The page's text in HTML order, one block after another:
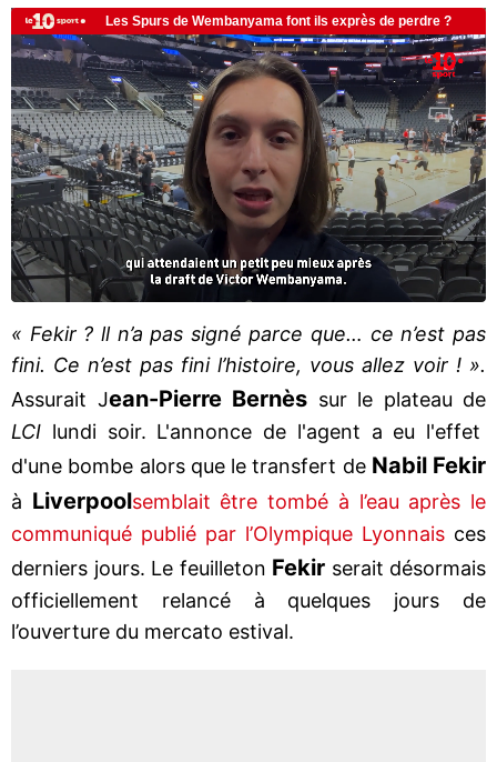
« Fekir ? ll n’a pas signé parce que… ce n’est pas
fini. Ce n’est pas fini l’histoire, vous allez voir ! ».
Assurait Jean-Pierre Bernès sur le plateau de
LCI lundi soir. L'annonce de l'agent a eu l'effet
d'une bombe alors que le transfert de Nabil Fekir
à Liverpoolsemblait être tombé à l’eau après le
communiqué publié par l’Olympique Lyonnais ces
derniers jours. Le feuilleton Fekir serait désormais
officiellement relancé à quelques jours de
l’ouverture du mercato estival.